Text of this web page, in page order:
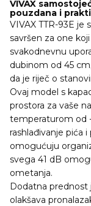
VIVAX
pouzdana i
VIVAX TTR-93E je
savršen za one
svakodnevnu
dubinom od 45
da je riječ o
Ovaj model s
prostora za vaše
temperaturom od
rashlađivanje pića
omogućuju
svega 41 dB
ometanja.
Dodatna prednost
olakšava